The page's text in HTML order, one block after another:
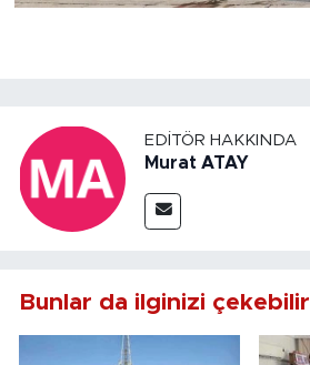
EDITÖR HAKKINDA
Murat ATAY
Bunlar da ilginizi çekebilir